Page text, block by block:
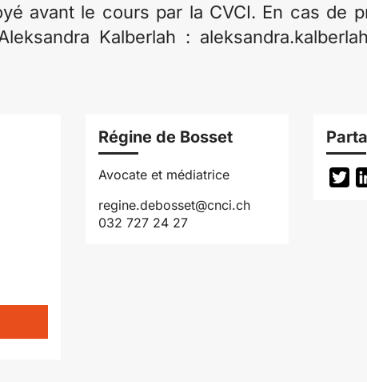
avant le cours par la CVCI. En cas de
Kalberlah :
Régine de Bosset
Avocate et médiatrice
regine.debosset@cnci.ch
032 727 24 27